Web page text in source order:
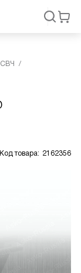
Код товара: 2162356